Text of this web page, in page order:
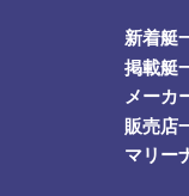
新着艇
掲載艇
メーカ
販売店
マリー